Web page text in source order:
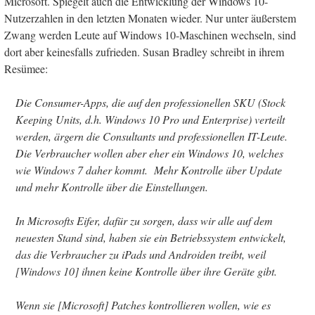
Nutzerzahlen in den letzten Monaten wieder. Nur unter äußerstem
Zwang werden Leute auf Windows 10-Maschinen wechseln, sind
dort aber keinesfalls zufrieden. Susan Bradley schreibt in ihrem
Resümee:
Die Consumer-Apps, die auf den professionellen SKU (Stock
Keeping Units, d.h. Windows 10 Pro und Enterprise) verteilt
werden, ärgern die Consultants und professionellen IT-Leute.
Die Verbraucher wollen aber eher ein Windows 10, welches
wie Windows 7 daher kommt. Mehr Kontrolle über Update
und mehr Kontrolle über die Einstellungen.
In Microsofts Eifer, dafür zu sorgen, dass wir alle auf dem
neuesten Stand sind, haben sie ein Betriebssystem entwickelt,
das die Verbraucher zu iPads und Androiden treibt, weil
[Windows 10] ihnen keine Kontrolle über ihre Geräte gibt.
Wenn sie [Microsoft] Patches kontrollieren wollen, wie es